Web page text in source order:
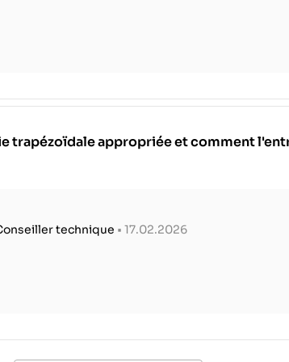
trapézoïdale appropriée et comment
technique • 17.02.2026